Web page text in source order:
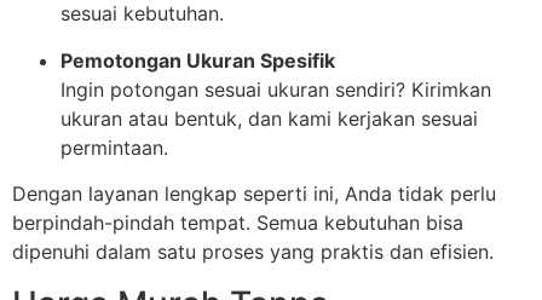
sesuai kebutuhan.
Pemotongan Ukuran Spesifik
Ingin potongan sesuai ukuran sendiri? Kirimkan
ukuran atau bentuk, dan kami kerjakan sesuai
permintaan.
Dengan layanan lengkap seperti ini, Anda tidak perlu
berpindah-pindah tempat. Semua kebutuhan bisa
dipenuhi dalam satu proses yang praktis dan efisien.